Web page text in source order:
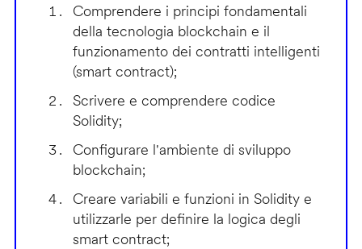
Comprendere i principi fondamentali
della tecnologia blockchain e il
funzionamento dei contratti intelligenti
(smart contract);
Scrivere e comprendere codice
Solidity;
Configurare l'ambiente di sviluppo
blockchain;
Creare variabili e funzioni in Solidity e
utilizzarle per definire la logica degli
smart contract;